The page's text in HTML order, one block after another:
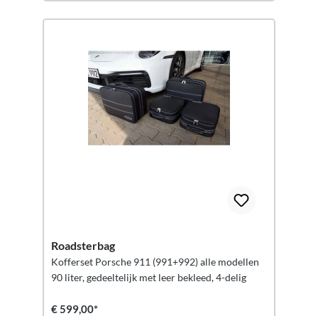
Roadsterbag
Kofferset Porsche 911 (991+992) alle modellen
90 liter, gedeeltelijk met leer bekleed, 4-delig
€ 599,00*